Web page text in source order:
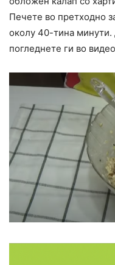
Печете во претходно
околу 40-тина минути.
погледнете ги во